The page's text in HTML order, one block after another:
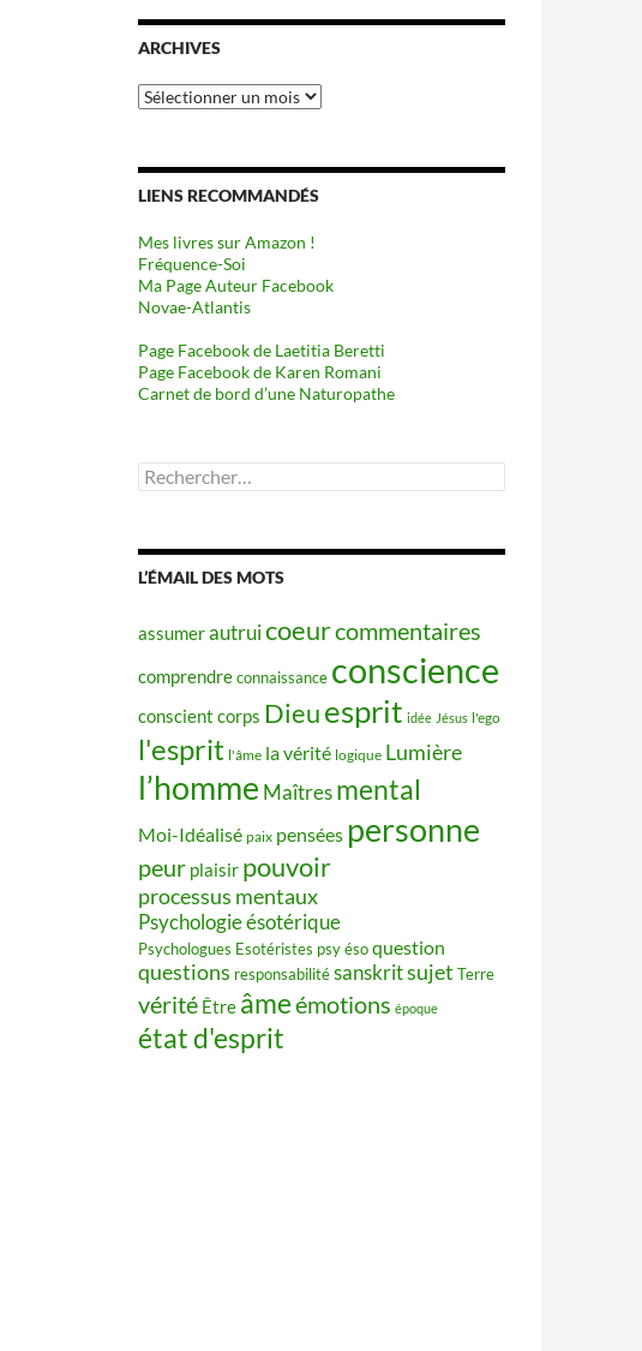
ARCHIVES
Archives
LIENS RECOMMANDÉS
Mes livres sur Amazon !
Fréquence-Soi
Ma Page Auteur Facebook
Novae-Atlantis
Page Facebook de Laetitia Beretti
Page Facebook de Karen Romani
Carnet de bord d’une Naturopathe
Rechercher :
L’ÉMAIL DES MOTS
assumerautruicoeurcommentaires
comprendreconnaissance conscience
conscient corps Dieuesprit idée Jésus l'ego
l'esprit l'âme la vérité logique Lumière
l’homme Maîtres mental
Moi-Idéalisé paix pensées personne
peur plaisir pouvoir
processus mentaux
Psychologie ésotérique
Psychologues Esotéristes psy ésoquestion
questions responsabilitésanskritsujet Terre
vérité Être âmeémotions époque
état d'esprit